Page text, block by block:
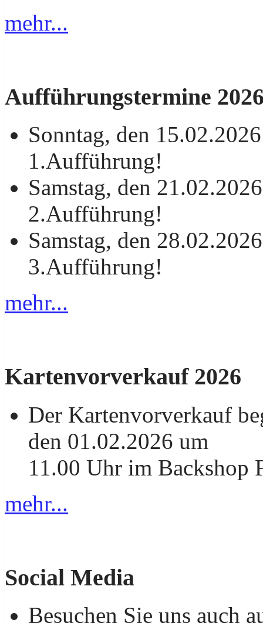
mehr...
Aufführungstermine
Sonntag, den 15.02.2026
1.Aufführung!
Samstag, den 21.02.2026
2.Aufführung!
Samstag, den 28.02.2026
3.Aufführung!
mehr...
Kartenvorverkauf 2026
Der Kartenvorverkauf
den 01.02.2026 um
11.00 Uhr im Backshop
mehr...
Social Media
Besuchen Sie uns auch